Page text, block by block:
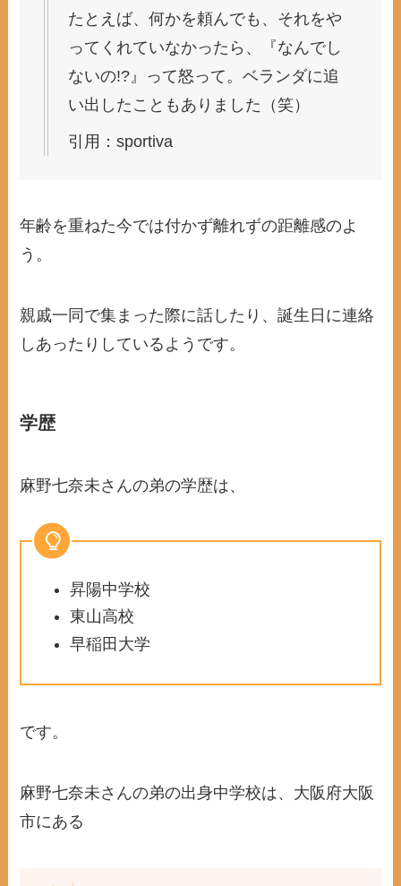
たとえば、何かを頼んでも、それをや
ってくれていなかったら、『なんでし
ないの!?』って怒って。ベランダに追
い出したこともありました（笑）
引用：sportiva
年齢を重ねた今では付かず離れずの距離感のよ
う。
親戚一同で集まった際に話したり、誕生日に連絡
しあったりしているようです。
学歴
麻野七奈未さんの弟の学歴は、
昇陽中学校
東山高校
早稲田大学
です。
麻野七奈未さんの弟の出身中学校は、大阪府大阪
市にある